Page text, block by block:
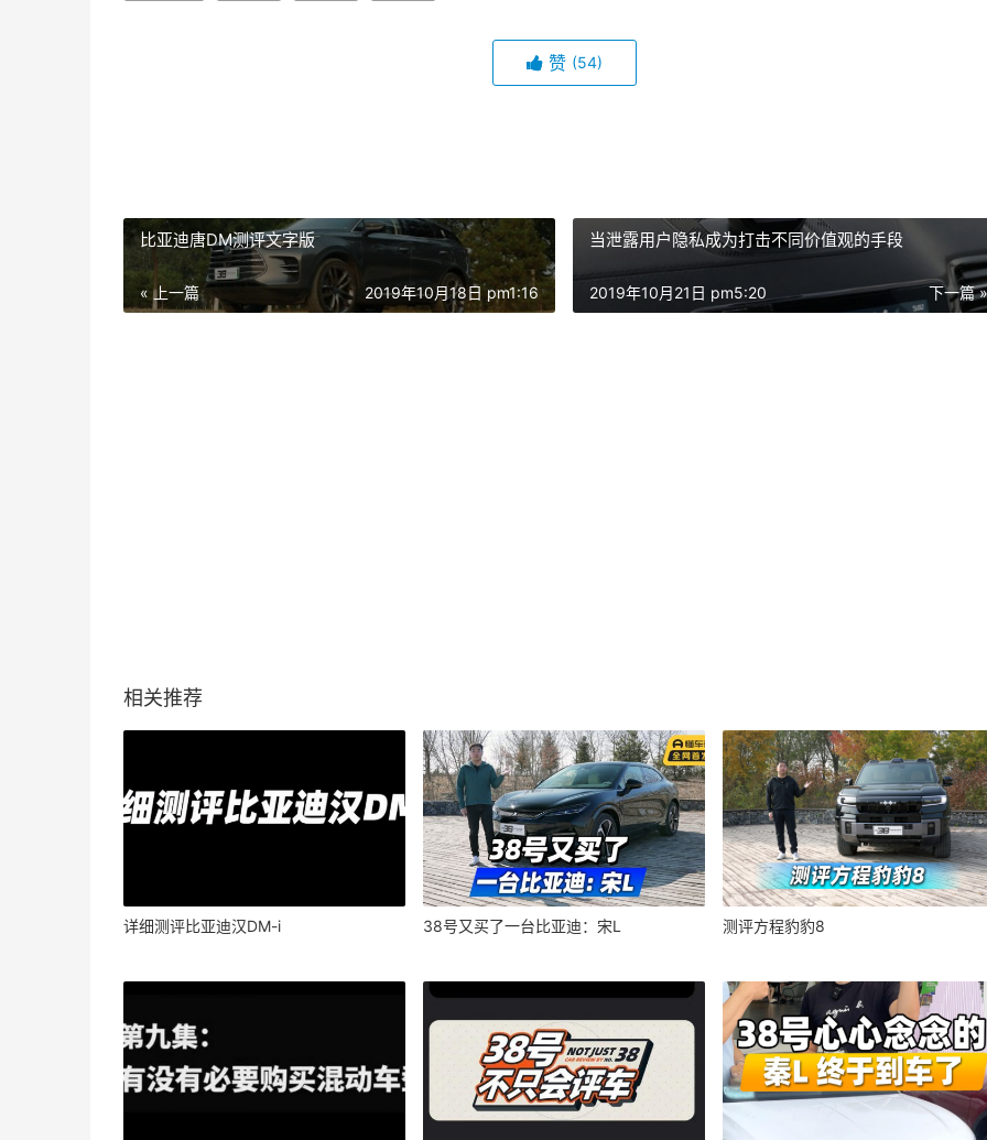
赞 (54)
比亚迪唐DM测评文字版
« 上一篇 2019年10月18日 pm1:16
当泄露用户隐私成为打击不同价值观的手段
下一篇 »
2019年10月21日 pm5:20
相关推荐
详细测评比亚迪汉DM-i 38号又买了一台比亚迪：宋L 测评方程豹豹8